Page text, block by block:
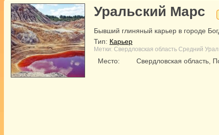
Уральский Марс
Бывший глиняный карьер в городе
Тип: Карьер
Метки: Свердловская область Средний Урал
Место: Свердловская область,